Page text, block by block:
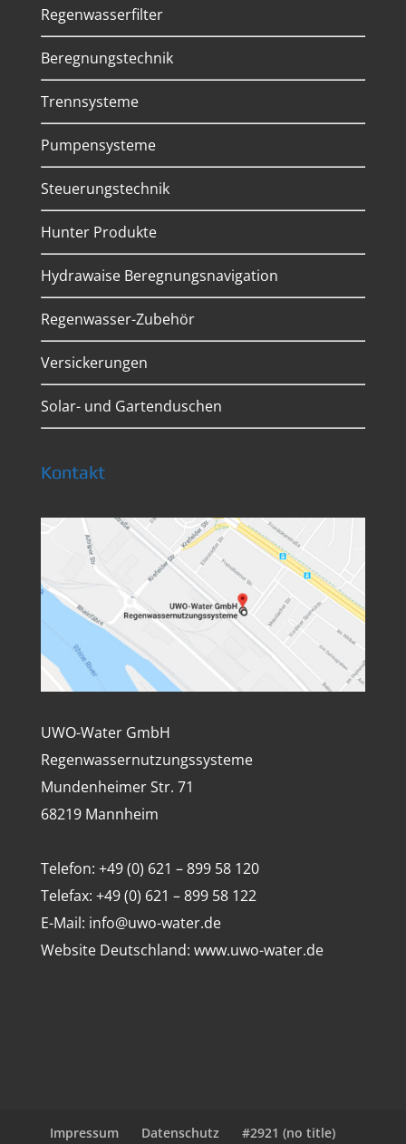
Regenwasserfilter
Beregnungstechnik
Trennsysteme
Pumpensysteme
Steuerungstechnik
Hunter Produkte
Hydrawaise Beregnungsnavigation
Regenwasser-Zubehör
Versickerungen
Solar- und Gartenduschen
Kontakt
UWO-Water GmbH
Regenwassernutzungssysteme
Mundenheimer Str. 71
68219 Mannheim
Telefon: +49 (0) 621 – 899 58 120
Telefax: +49 (0) 621 – 899 58 122
E-Mail: info@uwo-water.de
Website Deutschland: www.uwo-water.de
Impressum Datenschutz #2921 (no title)